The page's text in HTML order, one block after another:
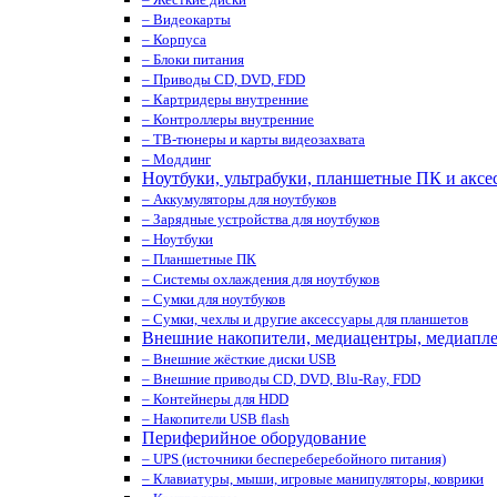
– Видеокарты
– Корпуса
– Блоки питания
– Приводы CD, DVD, FDD
– Картридеры внутренние
– Контроллеры внутренние
– ТВ-тюнеры и карты видеозахвата
– Моддинг
Ноутбуки, ультрабуки, планшетные ПК и
– Аккумуляторы для ноутбуков
– Зарядные устройства для ноутбуков
– Ноутбуки
– Планшетные ПК
– Системы охлаждения для ноутбуков
– Сумки для ноутбуков
– Сумки, чехлы и другие аксессуары для планшетов
Внешние накопители, медиацентры,
– Внешние жёсткие диски USB
– Внешние приводы CD, DVD, Blu-Ray, FDD
– Контейнеры для HDD
– Накопители USB flash
Периферийное оборудование
– UPS (источники беспереберебойного питания)
– Клавиатуры, мыши, игровые манипуляторы, коврики